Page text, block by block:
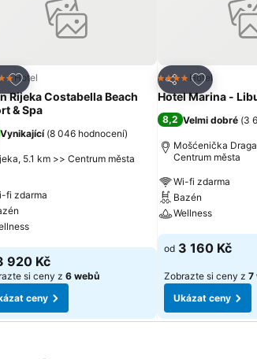
Přidat na seznam oblíbených hotelů
hvězdiček
Hotel
Rijeka Costabella Beach
& Spa
Vynikající (8 046 hodnocení)
5.1 km >> Centrum města
fi zdarma
ceny
920 Kč
si ceny z 6 webů
ceny
Sdílet
Přidat na
4 Počet hvězdiček
Hotel
Hotel Marina -
8,2 Velmi dobré (3
Mošćenička
Centrum města
Wi-fi zdarma
Bazén
Wellness
Ukázat ceny
od 3 160 Kč
Zobrazte si ceny z 7
Ukázat ceny